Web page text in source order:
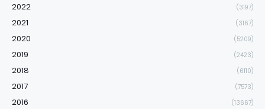
2022 (3197)
2021 (3167)
2020 (5209)
2019 (2423)
2018 (6110)
2017 (7573)
2016 (13667)